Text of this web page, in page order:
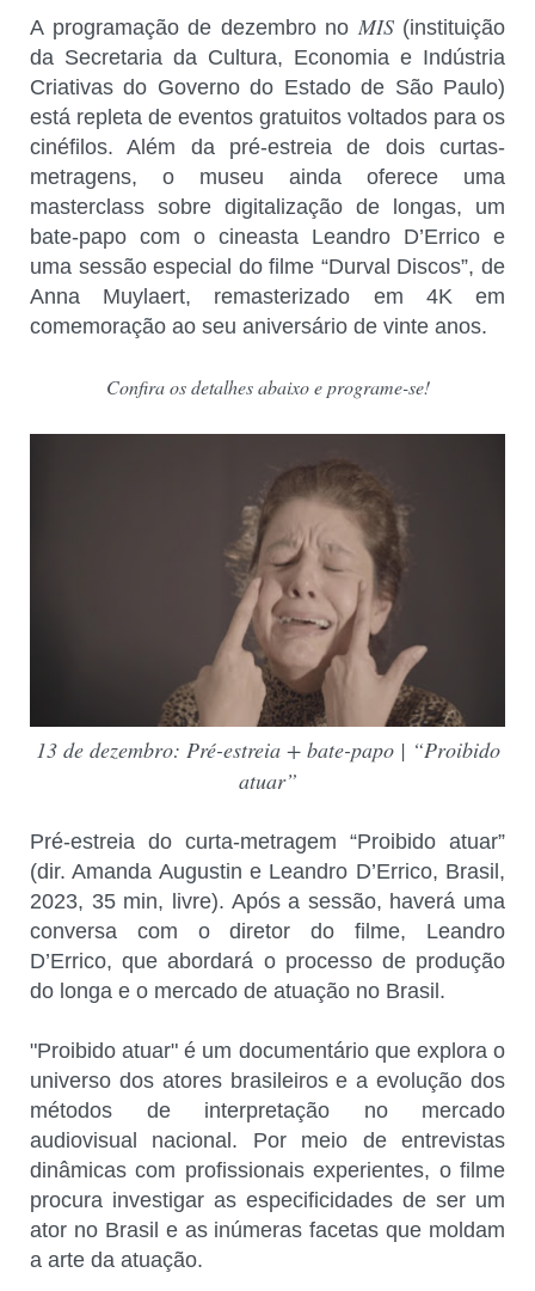
A programação de dezembro no MIS(instituição
da Secretaria da Cultura, Economia e Indústria
Criativas do Governo do Estado de São Paulo)
está repleta de eventos gratuitos voltados para os
cinéfilos. Além da pré-estreia de dois curtas-
metragens, o museu ainda oferece uma
masterclass sobre digitalização de longas, um
bate-papo com o cineasta Leandro D’Errico e
uma sessão especial do filme “Durval Discos”, de
Anna Muylaert, remasterizado em 4K em
comemoração ao seu aniversário de vinte anos.
Confira os detalhes abaixo e programe-se!
13 de dezembro: Pré-estreia + bate-papo | “Proibido
atuar”
Pré-estreia do curta-metragem “Proibido atuar”
(dir. Amanda Augustin e Leandro D’Errico, Brasil,
2023, 35 min, livre). Após a sessão, haverá uma
conversa com o diretor do filme, Leandro
D’Errico, que abordará o processo de produção
do longa e o mercado de atuação no Brasil.
"Proibido atuar" é um documentário que explora o
universo dos atores brasileiros e a evolução dos
métodos de interpretação no mercado
audiovisual nacional. Por meio de entrevistas
dinâmicas com profissionais experientes, o filme
procura investigar as especificidades de ser um
ator no Brasil e as inúmeras facetas que moldam
a arte da atuação.